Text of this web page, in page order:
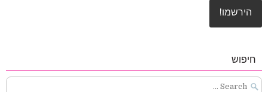
חיפוש
Search